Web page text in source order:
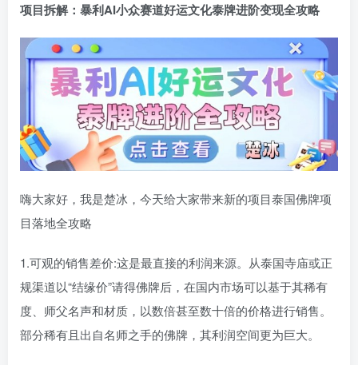
项目拆解：暴利AI小众赛道好运文化泰牌进阶变现全攻略
嗨大家好，我是楚冰，今天给大家带来新的项目泰国佛牌项
目落地全攻略
1.可观的销售差价:这是最直接的利润来源。从泰国寺庙或正
规渠道以“结缘价”请得佛牌后，在国内市场可以基于其稀有
度、师父名声和材质，以数倍甚至数十倍的价格进行销售。
部分稀有且出自名师之手的佛牌，其利润空间更为巨大。